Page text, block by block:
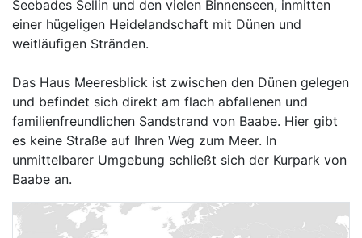
Seebades Sellin und den vielen Binnenseen, inmitten
einer hügeligen Heidelandschaft mit Dünen und
weitläufigen Stränden.
Das Haus Meeresblick ist zwischen den Dünen gelegen
und befindet sich direkt am flach abfallenen und
familienfreundlichen Sandstrand von Baabe. Hier gibt
es keine Straße auf Ihren Weg zum Meer. In
unmittelbarer Umgebung schließt sich der Kurpark von
Baabe an.